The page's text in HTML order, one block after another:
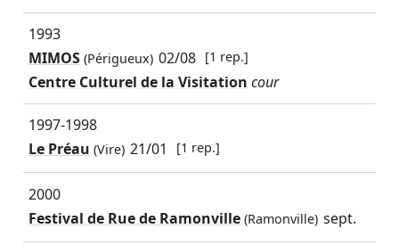
1993
MIMOS(Périgueux) 02/08 [1 rep.]
Centre Culturel de la Visitation cour
1997-1998
Le Préau (Vire) 21/01 [1 rep.]
2000
Festival de Rue de Ramonville(Ramonville) sept.